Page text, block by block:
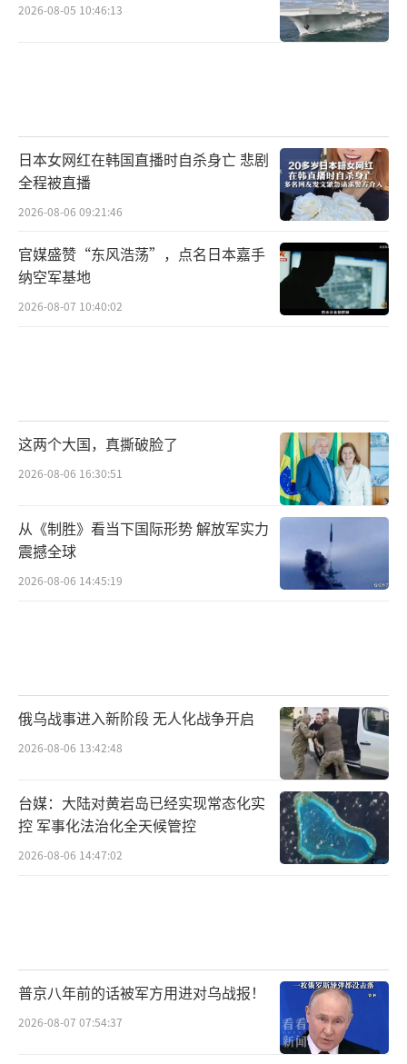
2026-08-05 10:46:13
日本女网红在韩国直播时自杀身亡 悲剧
全程被直播
2026-08-06 09:21:46
官媒盛赞“东风浩荡”，点名日本嘉手
纳空军基地
2026-08-07 10:40:02
这两个大国，真撕破脸了
2026-08-06 16:30:51
从《制胜》看当下国际形势 解放军实力
震撼全球
2026-08-06 14:45:19
俄乌战事进入新阶段 无人化战争开启
2026-08-06 13:42:48
台媒：大陆对黄岩岛已经实现常态化实
控 军事化法治化全天候管控
2026-08-06 14:47:02
普京八年前的话被军方用进对乌战报！
2026-08-07 07:54:37